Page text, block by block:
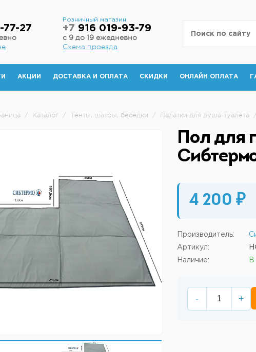
77-27
Розничный магазин
+7 916 019-93-79
с 9 до 19 ежедневно
Схема проезда
АКЦИИ ДОСТАВКА И ОПЛАТА СКИДКИ ОНЛАЙН ОПЛАТА
/ Каталог / Тенты, шатры, беседки / Палатки для душа-туалета /
Пол для
4 200 ₽
Производитель:
Артикул:
Наличие: В
- +